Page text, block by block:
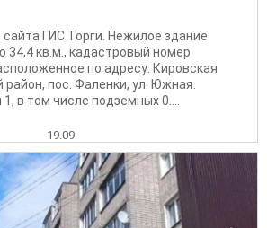
ГИС Торги. Нежилое здание
кв.м., кадастровый номер
по адресу: Кировская
пос. Фаленки, ул. Южная.
в том числе подземных 0....
19.09